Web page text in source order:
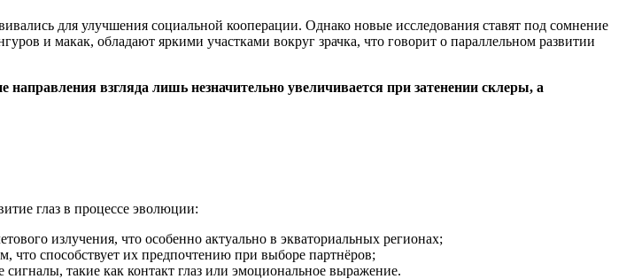
для улучшения социальной кооперации. Однако новые исследования ставят под сомнение
и макак, обладают яркими участками вокруг зрачка, что говорит о параллельном развитии
взгляда лишь незначительно увеличивается при затенении склеры, а
глаз в процессе эволюции:
излучения, что особенно актуально в экваториальных регионах;
что способствует их предпочтению при выборе партнёров;
такие как контакт глаз или эмоциональное выражение.